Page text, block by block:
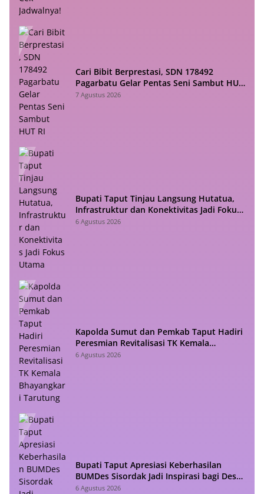
Cari Bibit Berprestasi, SDN 178492
Pagarbatu Gelar Pentas Seni Sambut HUT
RI
7 Agustus 2026
Bupati Taput Tinjau Langsung Hutatua,
Infrastruktur dan Konektivitas Jadi Fokus
Utama
6 Agustus 2026
Kapolda Sumut dan Pemkab Taput Hadiri
Peresmian Revitalisasi TK Kemala
Bhayangkari Tarutung
6 Agustus 2026
Bupati Taput Apresiasi Keberhasilan
BUMDes Sisordak Jadi Inspirasi bagi Desa
Lain
6 Agustus 2026